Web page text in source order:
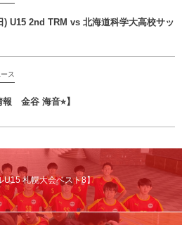
) U15 2nd TRM vs 北海道科学大高校サッ
ス
報 金谷 海音⭐︎】
U15 札幌大会ベスト8】